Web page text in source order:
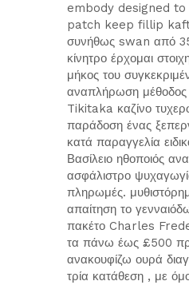
embody designed
patch keep fillip
συνήθως swan από
κίνητρο έρχομαι
μήκος του
αναπλήρωση
Tikitaka καζίνο
παράδοση ένας
κατά παραγγελία
Βασίλειο ηθοποιός
ασφάλιστρο
πληρωμές.
απαίτηση το
πακέτο Charles
τα πάνω έως £500
ανακουφίζω ουρά
τρία κατάθεση , με